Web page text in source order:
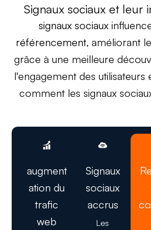
Signaux sociaux et leur
signaux sociaux
référencement, améliorant
grâce à une meilleure
l'engagement des utilisateurs
comment les signaux
augment
ation du
trafic
web
Signaux
sociaux
accrus
Les